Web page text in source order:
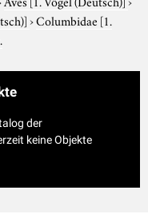
›Columbidae [1.
der
keine Objekte